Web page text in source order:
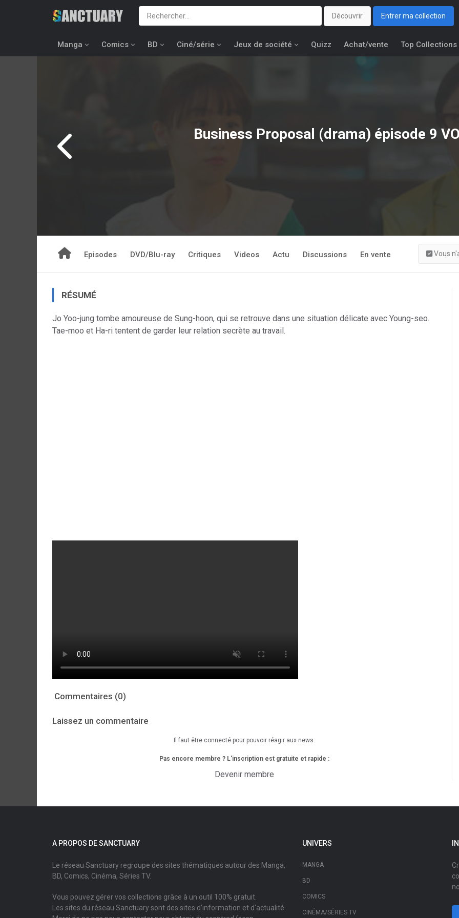
Découvrir Entrer ma collection
Manga Comics BD Ciné/série Jeux de société Quizz Achat/vente Top Collections
Business Proposal (drama) épisode 9
Vous
Episodes DVD/Blu-ray Critiques Videos Actu Discussions En vente
RÉSUMÉ
Jo Yoo-jung tombe amoureuse de Sung-hoon, qui se retrouve dans une situation délicate avec Young-seo.
Tae-moo et Ha-ri tentent de garder leur relation secrète au travail.
Commentaires (0)
Laissez un commentaire
Il faut être connecté pour pouvoir réagir aux news.
Pas encore membre ? L'inscription est gratuite et rapide :
Devenir membre
A PROPOS DE SANCTUARY
Le réseau Sanctuary regroupe des sites thématiques autour des Manga,
BD, Comics, Cinéma, Séries TV.
Vous pouvez gérer vos collections grâce à un outil 100% gratuit.
Les sites du réseau Sanctuary sont des sites d'information et d'actualité.
UNIVERS
MANGA
BD
COMICS
CINÉMA/SÉRIES TV